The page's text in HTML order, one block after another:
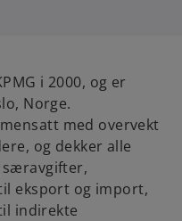
i 2000, og er
Norge.
med overvekt
og dekker alle
særavgifter,
eksport og import,
indirekte